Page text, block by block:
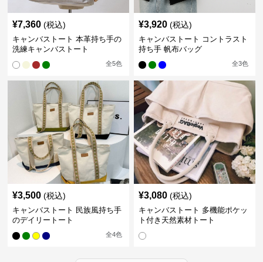
¥7,360 (税込)
キャンバストート 本革持ち手の
洗練キャンバストート
全5色
¥3,920 (税込)
キャンバストート コントラスト
持ち手 帆布バッグ
全3色
¥3,500 (税込)
キャンバストート 民族風持ち手
のデイリートート
全4色
¥3,080 (税込)
キャンバストート 多機能ポケッ
ト付き天然素材トート